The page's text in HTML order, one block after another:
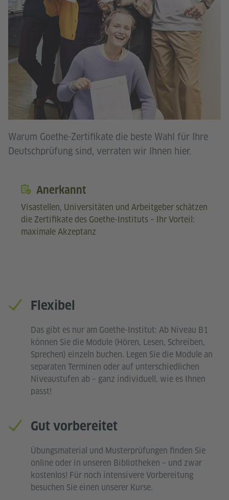
Warum Goethe-Zertifikate die beste Wahl für Ihre
Deutschprüfung sind, verraten wir Ihnen hier.
Anerkannt
Visastellen, Universitäten und Arbeitgeber schätzen
die Zertifikate des Goethe-Instituts – Ihr Vorteil:
maximale Akzeptanz
Flexibel
Das gibt es nur am Goethe-Institut: Ab Niveau B1
können Sie die Module (Hören, Lesen, Schreiben,
Sprechen) einzeln buchen. Legen Sie die Module an
separaten Terminen oder auf unterschiedlichen
Niveaustufen ab – ganz individuell, wie es Ihnen
passt!
Gut vorbereitet
Übungsmaterial und Musterprüfungen finden Sie
online oder in unseren Bibliotheken – und zwar
kostenlos! Für noch intensivere Vorbereitung
besuchen Sie einen unserer Kurse.